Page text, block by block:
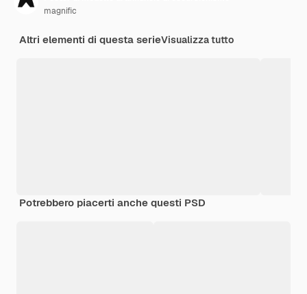
magnific
Altri elementi di questa serieVisualizza tutto
Potrebbero piacerti anche questi PSD